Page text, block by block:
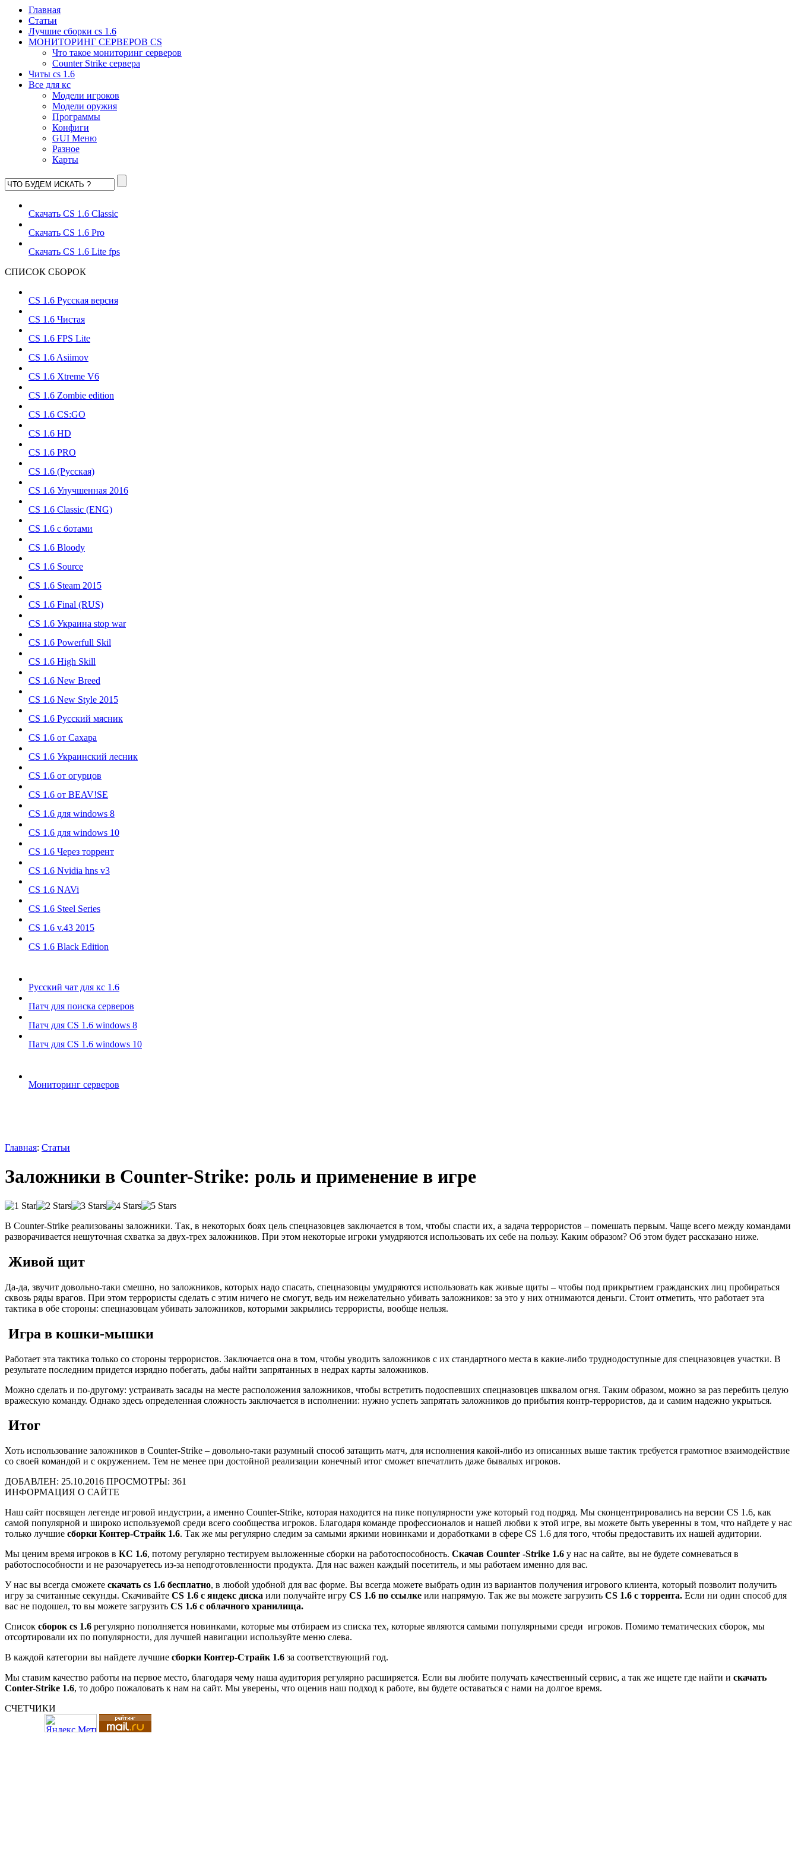
Главная
Статьи
Лучшие сборки cs 1.6
МОНИТОРИНГ СЕРВЕРОВ CS
Что такое мониторинг серверов
Counter Strike сервера
Читы cs 1.6
Все для кс
Модели игроков
Модели оружия
Программы
Конфиги
GUI Меню
Разное
Карты
Скачать CS 1.6 Classic
Скачать CS 1.6 Pro
Скачать CS 1.6 Lite fps
СПИСОК СБОРОК
CS 1.6 Русская версия
CS 1.6 Чистая
CS 1.6 FPS Lite
CS 1.6 Asiimov
CS 1.6 Xtreme V6
CS 1.6 Zombie edition
CS 1.6 CS:GO
CS 1.6 HD
CS 1.6 PRO
CS 1.6 (Русская)
CS 1.6 Улучшенная 2016
CS 1.6 Classic (ENG)
CS 1.6 с ботами
CS 1.6 Bloody
CS 1.6 Source
CS 1.6 Steam 2015
CS 1.6 Final (RUS)
CS 1.6 Украина stop war
CS 1.6 Powerfull Skil
CS 1.6 High Skill
CS 1.6 New Breed
CS 1.6 New Style 2015
CS 1.6 Русский мясник
CS 1.6 от Сахара
CS 1.6 Украинский лесник
CS 1.6 от огурцов
CS 1.6 от BEAV!SE
CS 1.6 для windows 8
CS 1.6 для windows 10
CS 1.6 Через торрент
CS 1.6 Nvidia hns v3
CS 1.6 NAVi
CS 1.6 Steel Series
CS 1.6 v.43 2015
CS 1.6 Black Edition
Русский чат для кс 1.6
Патч для поиска серверов
Патч для CS 1.6 windows 8
Патч для CS 1.6 windows 10
Мониторинг серверов
Главная: Статьи
Заложники в Counter-Strike: роль и применение в игре
В Counter-Strike реализованы заложники. Так, в некоторых боях цель спецназовцев заключается в том, чтобы спасти их, а задача террористов – помешать первым. Чаще всего между командами
разворачивается нешуточная схватка за двух-трех заложников. При этом некоторые игроки умудряются использовать их себе на пользу. Каким образом? Об этом будет рассказано ниже.
Живой щит
Да-да, звучит довольно-таки смешно, но заложников, которых надо спасать, спецназовцы умудряются использовать как живые щиты – чтобы под прикрытием гражданских лиц пробираться
сквозь ряды врагов. При этом террористы сделать с этим ничего не смогут, ведь им нежелательно убивать заложников: за это у них отнимаются деньги. Стоит отметить, что работает эта
тактика в обе стороны: спецназовцам убивать заложников, которыми закрылись террористы, вообще нельзя.
Игра в кошки-мышки
Работает эта тактика только со стороны террористов. Заключается она в том, чтобы уводить заложников с их стандартного места в какие-либо труднодоступные для спецназовцев участки. В
результате последним придется изрядно побегать, дабы найти запрятанных в недрах карты заложников.
Можно сделать и по-другому: устраивать засады на месте расположения заложников, чтобы встретить подоспевших спецназовцев шквалом огня. Таким образом, можно за раз перебить целую
вражескую команду. Однако здесь определенная сложность заключается в исполнении: нужно успеть запрятать заложников до прибытия контр-террористов, да и самим надежно укрыться.
Итог
Хоть использование заложников в Counter-Strike – довольно-таки разумный способ затащить матч, для исполнения какой-либо из описанных выше тактик требуется грамотное взаимодействие
со своей командой и с окружением. Тем не менее при достойной реализации конечный итог сможет впечатлить даже бывалых игроков.
ДОБАВЛЕН: 25.10.2016 ПРОСМОТРЫ: 361
ИНФОРМАЦИЯ О САЙТЕ
Наш сайт посвящен легенде игровой индустрии, а именно Counter-Strike, которая находится на пике популярности уже который год подряд. Мы сконцентрировались на версии CS 1.6, как
самой популярной и широко используемой среди всего сообщества игроков. Благодаря команде профессионалов и нашей любви к этой игре, вы можете быть уверенны в том, что найдете у нас
только лучшие сборки Контер-Страйк 1.6. Так же мы регулярно следим за самыми яркими новинками и доработками в сфере CS 1.6 для того, чтобы предоставить их нашей аудитории.
Мы ценим время игроков в КС 1.6, потому регулярно тестируем выложенные сборки на работоспособность. Скачав Counter -Strike 1.6 у нас на сайте, вы не будете сомневаться в
работоспособности и не разочаруетесь из-за неподготовленности продукта. Для нас важен каждый посетитель, и мы работаем именно для вас.
У нас вы всегда сможете скачать cs 1.6 бесплатно, в любой удобной для вас форме. Вы всегда можете выбрать один из вариантов получения игрового клиента, который позволит получить
игру за считанные секунды. Скачивайте CS 1.6 с яндекс диска или получайте игру CS 1.6 по ссылке или напрямую. Так же вы можете загрузить CS 1.6 с торрента. Если ни один способ для
вас не подошел, то вы можете загрузить CS 1.6 с облачного хранилища.
Список сборок cs 1.6 регулярно пополняется новинками, которые мы отбираем из списка тех, которые являются самыми популярными среди игроков. Помимо тематических сборок, мы
отсортировали их по популярности, для лучшей навигации используйте меню слева.
В каждой категории вы найдете лучшие сборки Контер-Страйк 1.6 за соответствующий год.
Мы ставим качество работы на первое место, благодаря чему наша аудитория регулярно расширяется. Если вы любите получать качественный сервис, а так же ищете где найти и скачать
Conter-Strike 1.6, то добро пожаловать к нам на сайт. Мы уверены, что оценив наш подход к работе, вы будете оставаться с нами на долгое время.
СЧЕТЧИКИ